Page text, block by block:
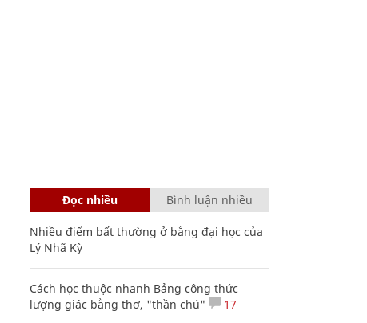
Đọc nhiều Bình luận nhiều
Nhiều điểm bất thường ở bằng đại học của
Lý Nhã Kỳ
Cách học thuộc nhanh Bảng công thức
lượng giác bằng thơ, "thần chú"
17